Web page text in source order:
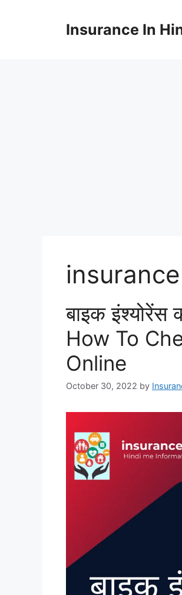
Insurance In
बाइक
How To
Online
October 30, 2022 by